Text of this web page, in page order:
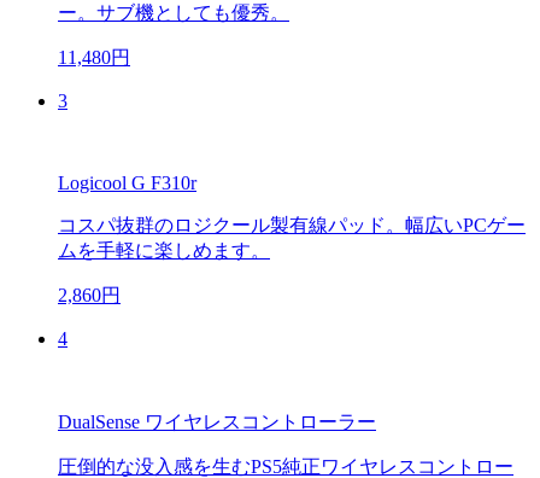
ー。サブ機としても優秀。
11,480円
3
Logicool G F310r
コスパ抜群のロジクール製有線パッド。幅広いPCゲー
ムを手軽に楽しめます。
2,860円
4
DualSense ワイヤレスコントローラー
圧倒的な没入感を生むPS5純正ワイヤレスコントロー